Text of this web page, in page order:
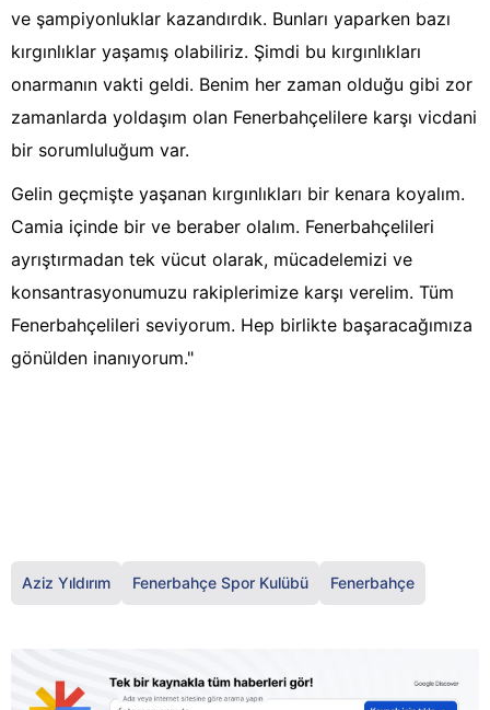
ve şampiyonluklar kazandırdık. Bunları yaparken bazı
kırgınlıklar yaşamış olabiliriz. Şimdi bu kırgınlıkları
onarmanın vakti geldi. Benim her zaman olduğu gibi zor
zamanlarda yoldaşım olan Fenerbahçelilere karşı vicdani
bir sorumluluğum var.
Gelin geçmişte yaşanan kırgınlıkları bir kenara koyalım.
Camia içinde bir ve beraber olalım. Fenerbahçelileri
ayrıştırmadan tek vücut olarak, mücadelemizi ve
konsantrasyonumuzu rakiplerimize karşı verelim. Tüm
Fenerbahçelileri seviyorum. Hep birlikte başaracağımıza
gönülden inanıyorum."
Aziz Yıldırım Fenerbahçe Spor Kulübü Fenerbahçe